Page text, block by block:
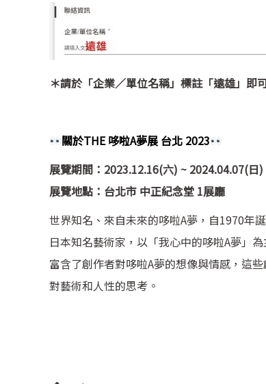
＊請於「企業／單位名稱」標註「遠雄」即
關於THE 哆啦A夢展 台北 2023
展覽期間：2023.12.16(六) ~ 2024.04.07(日)
展覽地點：台北市 中正紀念堂 1展廳
世界知名、來自未來的哆啦A夢，自1970年
日本知名藝術家，以「我心中的哆啦A夢」
富含了創作者對哆啦A夢的想像與情感，這
對藝術和人性的思考。